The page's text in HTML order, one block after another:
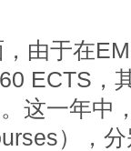
由于在
ECTS，
这一年中
），